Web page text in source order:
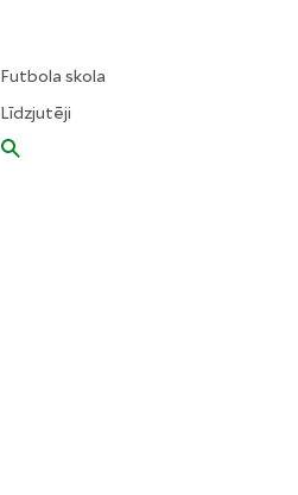
Futbola skola
Līdzjutēji